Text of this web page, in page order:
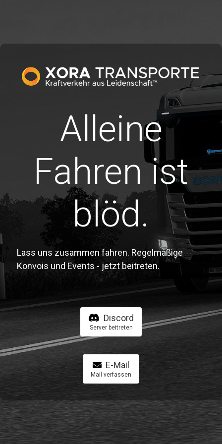
Alleine
Fahren ist
blöd.
Lass uns zusammen fahren. Regelmäßige
Konvois und Events - jetzt beitreten.
Discord
Server beitreten
E-Mail
Mail verfassen